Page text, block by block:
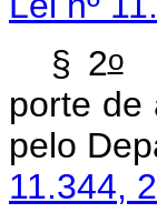
§ 2o
porte de
pelo
11.344,